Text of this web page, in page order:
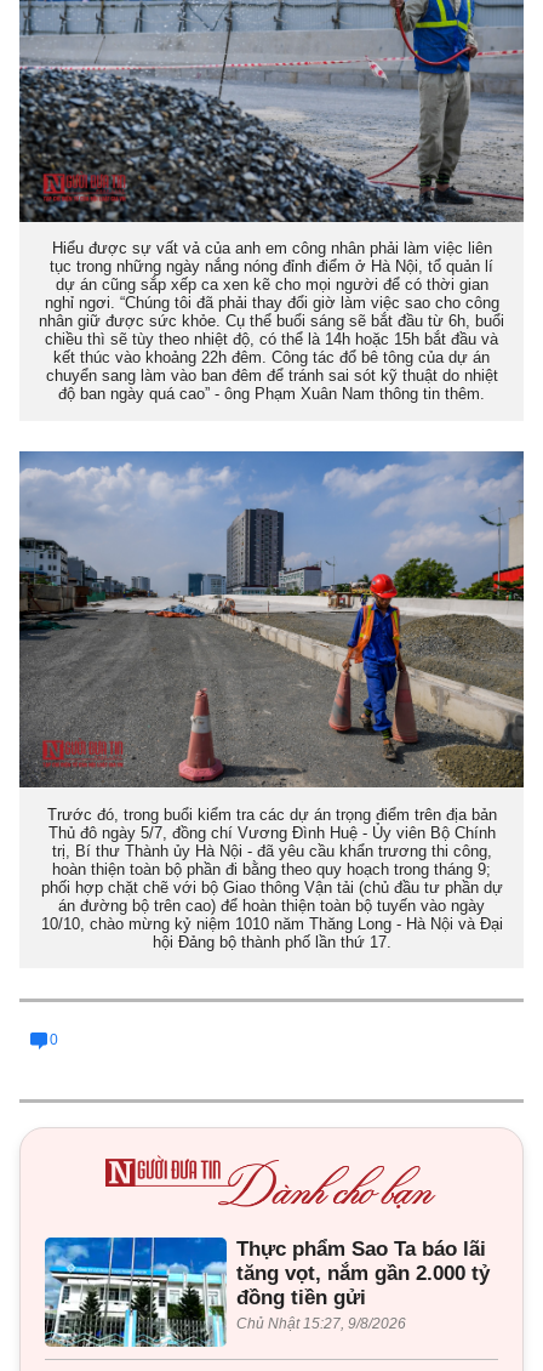
Hiểu được sự vất vả của anh em công nhân phải làm việc liên
tục trong những ngày nắng nóng đỉnh điểm ở Hà Nội, tổ quản lí
dự án cũng sắp xếp ca xen kẽ cho mọi người để có thời gian
nghỉ ngơi. “Chúng tôi đã phải thay đổi giờ làm việc sao cho công
nhân giữ được sức khỏe. Cụ thể buổi sáng sẽ bắt đầu từ 6h, buổi
chiều thì sẽ tùy theo nhiệt độ, có thể là 14h hoặc 15h bắt đầu và
kết thúc vào khoảng 22h đêm. Công tác đổ bê tông của dự án
chuyển sang làm vào ban đêm để tránh sai sót kỹ thuật do nhiệt
độ ban ngày quá cao” - ông Phạm Xuân Nam thông tin thêm.
Trước đó, trong buổi kiểm tra các dự án trọng điểm trên địa bản
Thủ đô ngày 5/7, đồng chí Vương Đình Huệ - Ủy viên Bộ Chính
trị, Bí thư Thành ủy Hà Nội - đã yêu cầu khẩn trương thi công,
hoàn thiện toàn bộ phần đi bằng theo quy hoạch trong tháng 9;
phối hợp chặt chẽ với bộ Giao thông Vận tải (chủ đầu tư phần dự
án đường bộ trên cao) để hoàn thiện toàn bộ tuyến vào ngày
10/10, chào mừng kỷ niệm 1010 năm Thăng Long - Hà Nội và Đại
hội Đảng bộ thành phố lần thứ 17.
0
Thực phẩm Sao Ta báo lãi
tăng vọt, nắm gần 2.000 tỷ
đồng tiền gửi
Chủ Nhật 15:27, 9/8/2026